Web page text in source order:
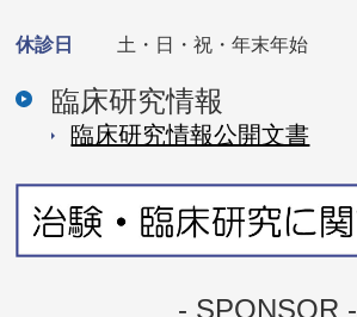
休診日 土・日・祝・年末年始
臨床研究情報
臨床研究情報公開⽂書
- SPONSOR -